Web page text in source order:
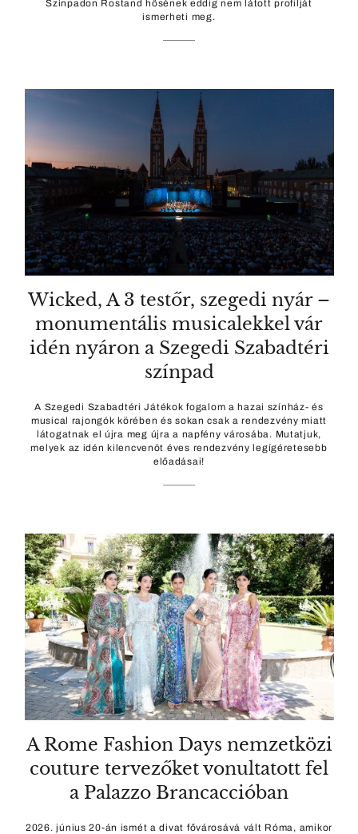
Színpadon Rostand hősének eddig nem látott profilját
ismerheti meg.
Wicked, A 3 testőr, szegedi nyár –
monumentális musicalekkel vár
idén nyáron a Szegedi Szabadtéri
színpad
A Szegedi Szabadtéri Játékok fogalom a hazai színház- és
musical rajongók körében és sokan csak a rendezvény miatt
látogatnak el újra meg újra a napfény városába. Mutatjuk,
melyek az idén kilencvenöt éves rendezvény legígéretesebb
előadásai!
A Rome Fashion Days nemzetközi
couture tervezőket vonultatott fel
a Palazzo Brancaccióban
2026. június 20-án ismét a divat fővárosává vált Róma, amikor